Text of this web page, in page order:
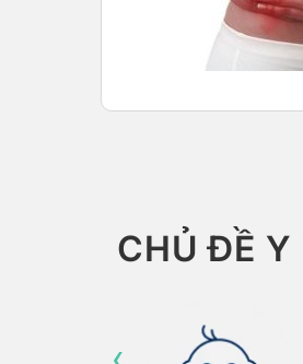
CHỦ ĐỀ Y